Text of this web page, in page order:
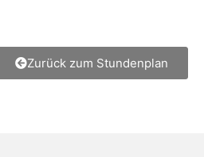
Zurück zum Stundenplan